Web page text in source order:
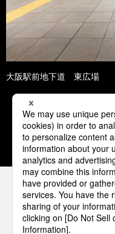
大阪駅前地下道 東広場
1 2
パナソニック